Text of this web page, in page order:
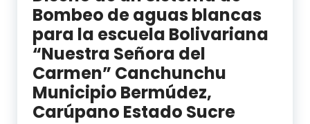
Bombeo de aguas blancas
para la escuela Bolivariana
“Nuestra Señora del
Carmen” Canchunchu
Municipio Bermúdez,
Carúpano Estado Sucre